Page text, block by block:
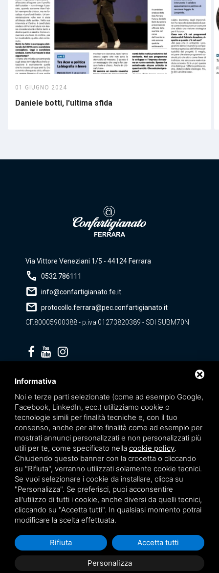
01 GIUGNO 2024
Daniele botti, l'ultima sfida
Via Vittore Veneziani 1/5 - 44124 Ferrara
call 0532 786111
mail info@confartigianato.fe.it
mail protocollo.ferrara@pec.confartigianato.it
CF.80005900388 - p.iva 01273820389 - SDI SUBM70N
Questo sito è protetto da Google reCAPTCHA v3,Privacy Policy
Terms of Service
di Google.
Informativa
Noi e terze parti selezionate (come ad esempio Google,
Facebook, LinkedIn, ecc.) utilizziamo cookie o
tecnologie simili per finalità tecniche e, con il tuo
consenso, anche per altre finalità come ad esempio per
mostrati annunci personalizzati e non personalizzati più
utili per te, come specificato nella cookie policy.
Chiudendo questo banner con la crocetta o cliccando
su "Rifiuta", verranno utilizzati solamente cookie tecnici.
Se vuoi selezionare i cookie da installare, clicca su
"Personalizza". Se preferisci, puoi acconsentire
all'utilizzo di tutti i cookie, anche diversi da quelli tecnici,
cliccando su "Accetta tutti". In qualsiasi momento potrai
modificare la scelta effettuata.
Personalizza
Rifiuta Accetta tutti